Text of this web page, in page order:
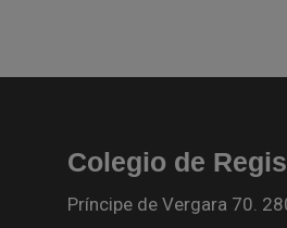
Colegio de
Príncipe de Vergara 70.